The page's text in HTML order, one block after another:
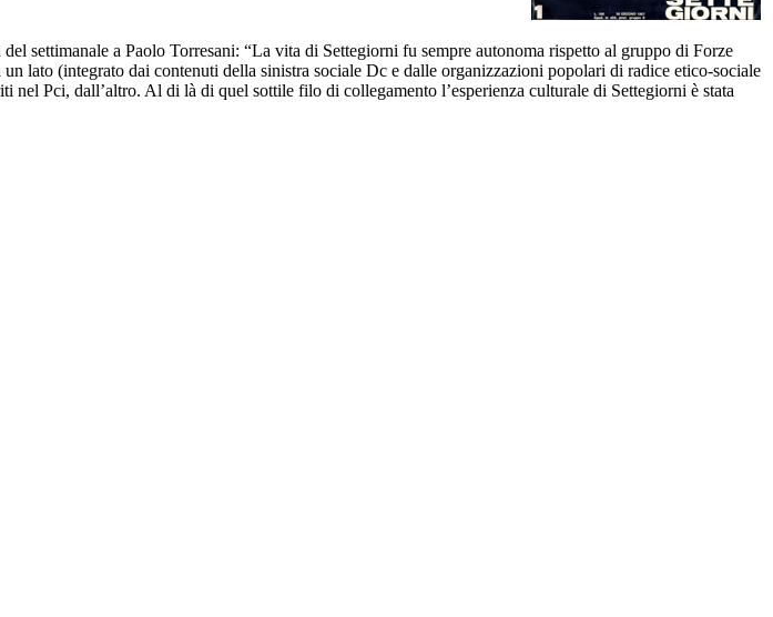
settimanale a Paolo Torresani: “La vita di Settegiorni fu sempre autonoma rispetto al gruppo di Forze
lato (integrato dai contenuti della sinistra sociale Dc e dalle organizzazioni popolari di radice etico-sociale
Pci, dall’altro. Al di là di quel sottile filo di collegamento l’esperienza culturale di Settegiorni è stata